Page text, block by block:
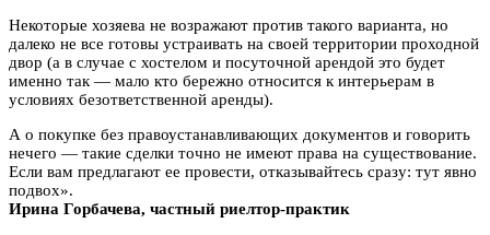
Некоторые хозяева не возражают против такого варианта, но
далеко не все готовы устраивать на своей территории проходной
двор (а в случае с хостелом и посуточной арендой это будет
именно так — мало кто бережно относится к интерьерам в
условиях безответственной аренды).
А о покупке без правоустанавливающих документов и говорить
нечего — такие сделки точно не имеют права на существование.
Если вам предлагают ее провести, отказывайтесь сразу: тут явно
подвох».
Ирина Горбачева, частный риелтор-практик